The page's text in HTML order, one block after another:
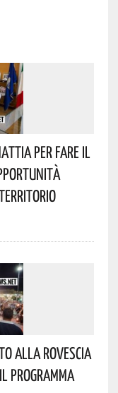
Per Fare Il
Alla Rovescia
Programma